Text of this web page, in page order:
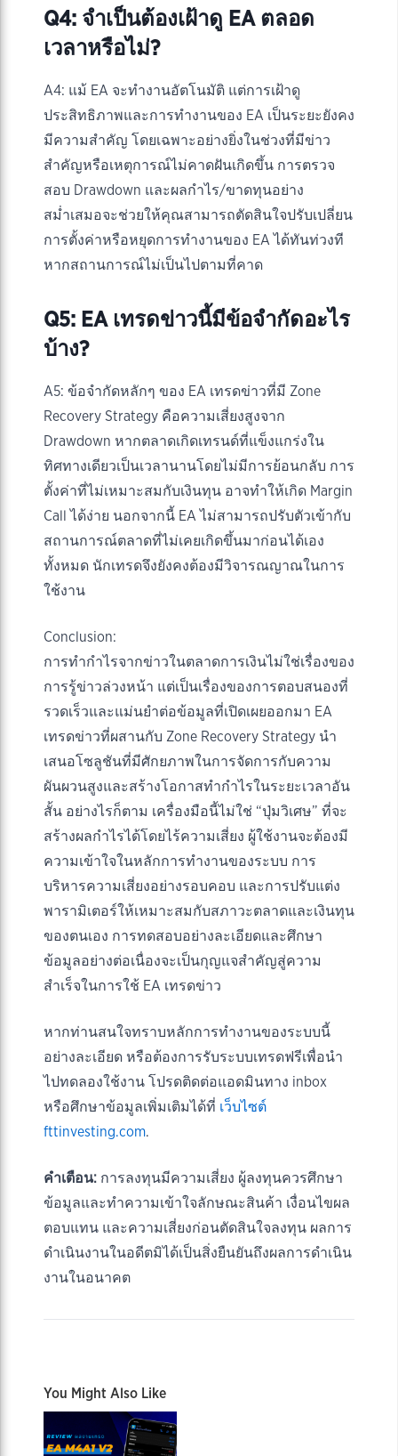
Q4: จำเป็นต้องเฝ้าดู EA ตลอด
เวลาหรือไม่?
A4: แม้ EA จะทำงานอัตโนมัติ แต่การเฝ้าดู
ประสิทธิภาพและการทำงานของ EA เป็นระยะยังคง
มีความสำคัญ โดยเฉพาะอย่างยิ่งในช่วงที่มีข่าว
สำคัญหรือเหตุการณ์ไม่คาดฝันเกิดขึ้น การตรวจ
สอบ Drawdown และผลกำไร/ขาดทุนอย่าง
สม่ำเสมอจะช่วยให้คุณสามารถตัดสินใจปรับเปลี่ยน
การตั้งค่าหรือหยุดการทำงานของ EA ได้ทันท่วงที
หากสถานการณ์ไม่เป็นไปตามที่คาด
Q5: EA เทรดข่าวนี้มีข้อจำกัดอะไร
บ้าง?
A5: ข้อจำกัดหลักๆ ของ EA เทรดข่าวที่มี Zone
Recovery Strategy คือความเสี่ยงสูงจาก
Drawdown หากตลาดเกิดเทรนด์ที่แข็งแกร่งใน
ทิศทางเดียวเป็นเวลานานโดยไม่มีการย้อนกลับ การ
ตั้งค่าที่ไม่เหมาะสมกับเงินทุน อาจทำให้เกิด Margin
Call ได้ง่าย นอกจากนี้ EA ไม่สามารถปรับตัวเข้ากับ
สถานการณ์ตลาดที่ไม่เคยเกิดขึ้นมาก่อนได้เอง
ทั้งหมด นักเทรดจึงยังคงต้องมีวิจารณญาณในการ
ใช้งาน
Conclusion:
การทำกำไรจากข่าวในตลาดการเงินไม่ใช่เรื่องของ
การรู้ข่าวล่วงหน้า แต่เป็นเรื่องของการตอบสนองที่
รวดเร็วและแม่นยำต่อข้อมูลที่เปิดเผยออกมา EA
เทรดข่าวที่ผสานกับ Zone Recovery Strategy นำ
เสนอโซลูชันที่มีศักยภาพในการจัดการกับความ
ผันผวนสูงและสร้างโอกาสทำกำไรในระยะเวลาอัน
สั้น อย่างไรก็ตาม เครื่องมือนี้ไม่ใช่ “ปุ่มวิเศษ” ที่จะ
สร้างผลกำไรได้โดยไร้ความเสี่ยง ผู้ใช้งานจะต้องมี
ความเข้าใจในหลักการทำงานของระบบ การ
บริหารความเสี่ยงอย่างรอบคอบ และการปรับแต่ง
พารามิเตอร์ให้เหมาะสมกับสภาวะตลาดและเงินทุน
ของตนเอง การทดสอบอย่างละเอียดและศึกษา
ข้อมูลอย่างต่อเนื่องจะเป็นกุญแจสำคัญสู่ความ
สำเร็จในการใช้ EA เทรดข่าว
หากท่านสนใจทราบหลักการทำงานของระบบนี้
อย่างละเอียด หรือต้องการรับระบบเทรดฟรีเพื่อนำ
ไปทดลองใช้งาน โปรดติดต่อแอดมินทาง inbox
หรือศึกษาข้อมูลเพิ่มเติมได้ที่ เว็บไซต์
fttinvesting.com.
คำเตือน: การลงทุนมีความเสี่ยง ผู้ลงทุนควรศึกษา
ข้อมูลและทำความเข้าใจลักษณะสินค้า เงื่อนไขผล
ตอบแทน และความเสี่ยงก่อนตัดสินใจลงทุน ผลการ
ดำเนินงานในอดีตมิได้เป็นสิ่งยืนยันถึงผลการดำเนิน
งานในอนาคต
You Might Also Like